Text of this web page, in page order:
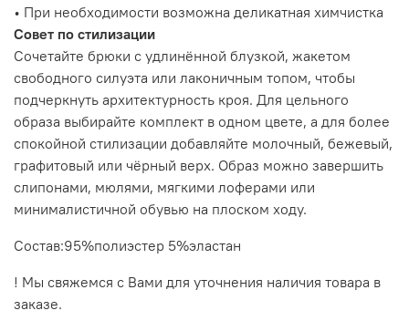
• При необходимости возможна деликатная химчистка
Совет по стилизации
Сочетайте брюки с удлинённой блузкой, жакетом
свободного силуэта или лаконичным топом, чтобы
подчеркнуть архитектурность кроя. Для цельного
образа выбирайте комплект в одном цвете, а для более
спокойной стилизации добавляйте молочный, бежевый,
графитовый или чёрный верх. Образ можно завершить
слипонами, мюлями, мягкими лоферами или
минималистичной обувью на плоском ходу.
Состав:95%полиэстер 5%эластан
! Мы свяжемся с Вами для уточнения наличия товара в
заказе.